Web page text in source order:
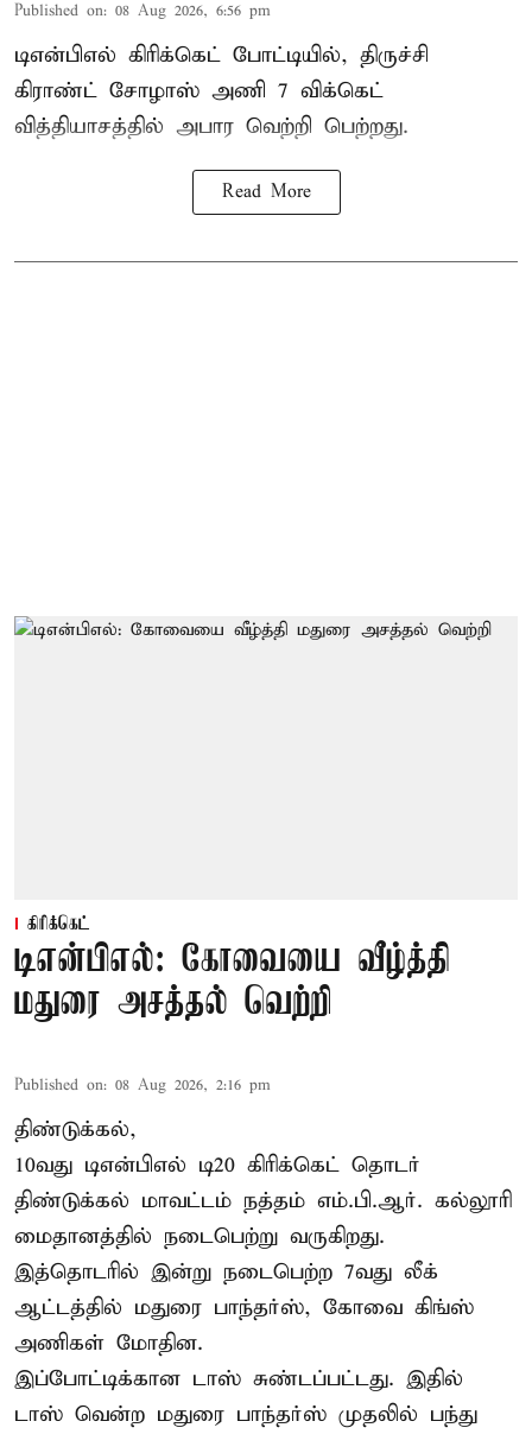
Published on: 08 Aug 2026, 6:56 pm
டிஎன்பிஎல் கிரிக்கெட் போட்டியில், திருச்சி
கிராண்ட் சோழாஸ் அணி 7 விக்கெட்
வித்தியாசத்தில் அபார வெற்றி பெற்றது.
Read More
கிரிக்கெட்
டிஎன்பிஎல்: கோவையை வீழ்த்தி
மதுரை அசத்தல் வெற்றி
Published on: 08 Aug 2026, 2:16 pm
திண்டுக்கல்,
10வது டிஎன்பிஎல் டி20 கிரிக்கெட் தொடர்
திண்டுக்கல் மாவட்டம் நத்தம் எம்.பி.ஆர். கல்லூரி
மைதானத்தில் நடைபெற்று வருகிறது.
இத்தொடரில் இன்று நடைபெற்ற 7வது லீக்
ஆட்டத்தில் மதுரை பாந்தர்ஸ், கோவை கிங்ஸ்
அணிகள் மோதின.
இப்போட்டிக்கான டாஸ் சுண்டப்பட்டது. இதில்
டாஸ் வென்ற மதுரை பாந்தர்ஸ் முதலில் பந்து